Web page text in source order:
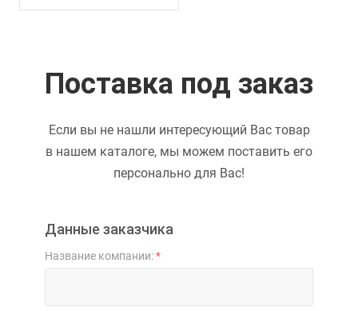
Поставка под заказ
Если вы не нашли интересующий Вас товар
в нашем каталоге, мы можем поставить его
персонально для Вас!
Данные заказчика
Название компании:*